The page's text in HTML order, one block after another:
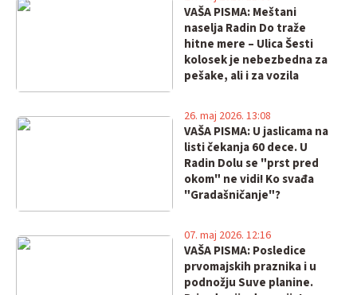
VAŠA PISMA: Meštani
naselja Radin Do traže
hitne mere – Ulica Šesti
kolosek je nebezbedna za
pešake, ali i za vozila
VAŠA PISMA: U jaslicama na
listi čekanja 60 dece. U
Radin Dolu se "prst pred
okom" ne vidi! Ko svađa
"Gradašničanje"?
26. maj 2026. 13:08
VAŠA PISMA: Posledice
prvomajskih praznika i u
podnožju Suve planine.
07. maj 2026. 12:16